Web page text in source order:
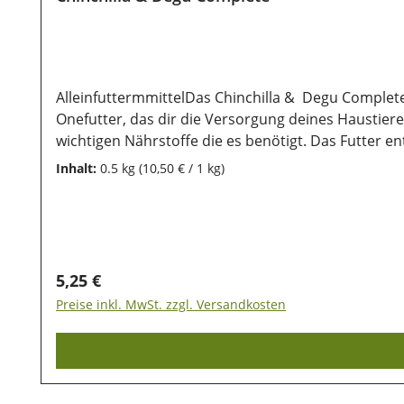
AlleinfuttermmittelDas Chinchilla & Degu
Onefutter, das dir die Versorgung deines
wichtigen Nährstoffe die es benötigt. Das Futter
(Omega-3 Quelle) kann für ein gesundes und
Oligosaccharide, YuccaAnalytische Bestandteile:
unsere Produkte auch nach dem Kauf noch lange
Sonneneinstrahlung geschützt werden, damit die
Inhalt: 0.5 kg (10,50 € / 1 kg)
Regulärer Preis:
5,25 €
Preise inkl. MwSt. zzgl. Versandkosten